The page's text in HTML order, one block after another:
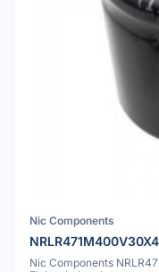
Nic Components
Nic Components